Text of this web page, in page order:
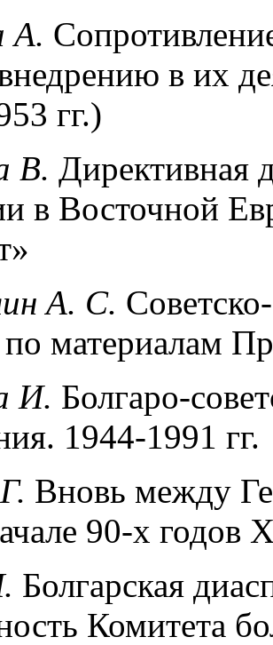
А.
в их
гг.)
В. Директивная
в Восточной
А. С.
по материалам
И. Болгаро-
1944-1991 гг.
Вновь между
90-х годов
Болгарская
Комитета